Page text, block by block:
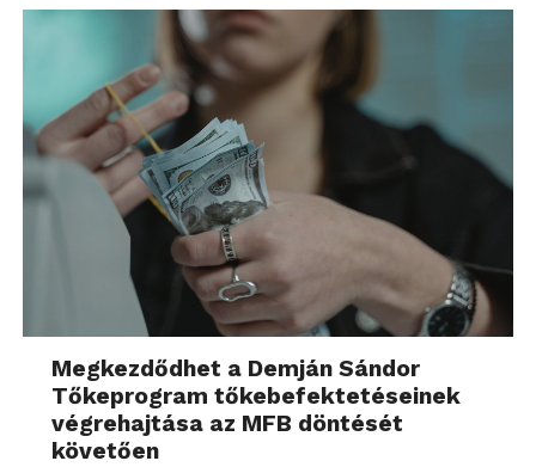
Megkezdődhet a Demján Sándor
Tőkeprogram tőkebefektetéseinek
végrehajtása az MFB döntését
követően